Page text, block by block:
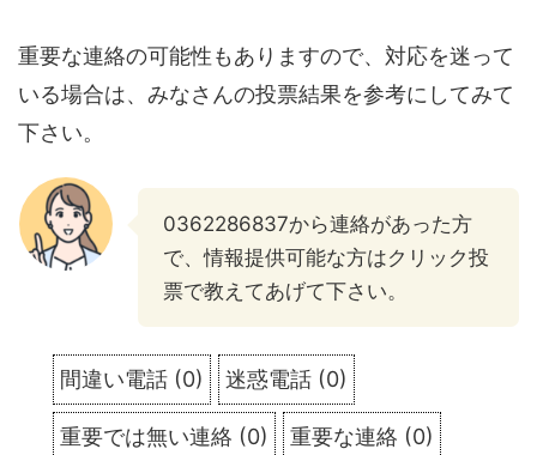
重要な連絡の可能性もありますので、対応を迷って
いる場合は、みなさんの投票結果を参考にしてみて
下さい。
0362286837から連絡があった方
で、情報提供可能な方はクリック投
票で教えてあげて下さい。
間違い電話 (0) 迷惑電話 (0)
重要では無い連絡 (0) 重要な連絡 (0)